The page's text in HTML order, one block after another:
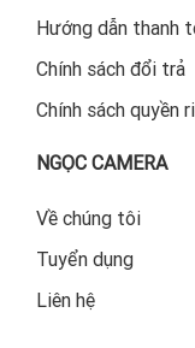
Hướng dẫn thanh
Chính sách đổi trả
Chính sách quyền
NGỌC CAMERA
Về chúng tôi
Tuyển dụng
Liên hệ